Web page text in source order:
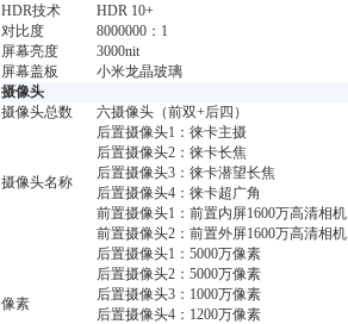
HDR技术
HDR 10+
对比度
8000000：1
屏幕亮度
3000nit
屏幕盖板
小米龙晶玻璃
摄像头
摄像头总数
六摄像头（前双+后四）
摄像头名称
后置摄像头1：徕卡主摄
后置摄像头2：徕卡长焦
后置摄像头3：徕卡潜望长焦
后置摄像头4：徕卡超广角
前置摄像头1：前置内屏1600万高清相机
前置摄像头2：前置外屏1600万高清相机
像素
后置摄像头1：5000万像素
后置摄像头2：5000万像素
后置摄像头3：1000万像素
后置摄像头4：1200万像素